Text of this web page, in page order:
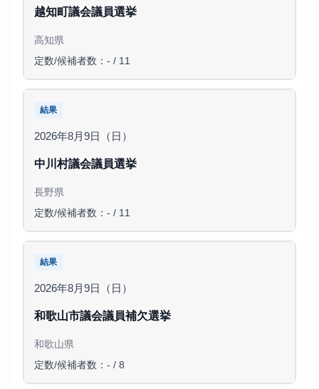
越知町議会議員選挙
高知県
定数/候補者数：- / 11
結果
2026年8月9日（日）
中川村議会議員選挙
長野県
定数/候補者数：- / 11
結果
2026年8月9日（日）
和歌山市議会議員補欠選挙
和歌山県
定数/候補者数：- / 8